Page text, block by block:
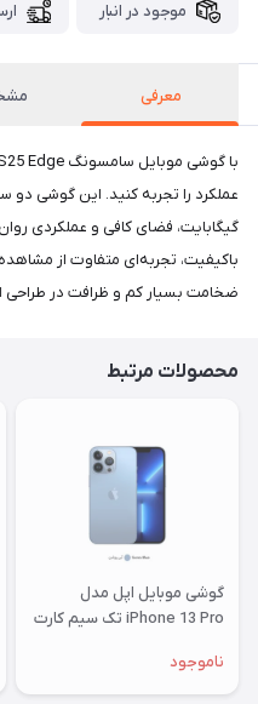
موجود در انبار
معرفی
گیگابایت، فضای کافی و عملکردی
باکیفیت، تجربه‌ای متفاوت از
ضخامت بسیار کم و ظرافت در طراحی
محصولات مرتبط
گوشی موبایل اپل مدل
iPhone 13 Pro تک سیم کارت
گیگابایت
ناموجود